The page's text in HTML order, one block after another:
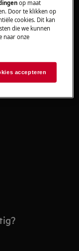
en gesloten
of niet-
voor
uitgevoerd.
op maat
Door te klikken op
cookies. Dit kan
die we kunnen
naar onze
accepteren